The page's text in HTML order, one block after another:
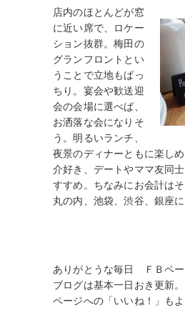
店内のほとんどが窓
に近い席で、ロケー
ション抜群。梅田の
グランフロントとい
うことで立地もばっ
ちり。宴会や歓送迎
会の会場に選べば、
お洒落な会になりそ
う。明るいランチ、
夜景のディナーともに楽し
介好き、デートやママ友同
すすめ。ちなみにお会計はそ
丸の内、池袋、渋谷、銀座に
ありがとうな毎日 ＦＢペー
ブログは基本一日おき更新。
ページへの「いいね！」も